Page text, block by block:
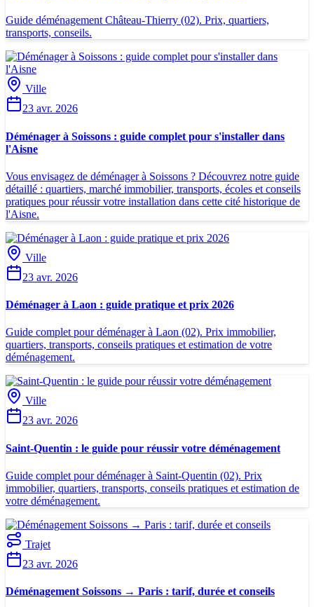
Guide déménagement Château-Thierry (02). Prix, quartiers,
transports, conseils.
Ville
23 avr. 2026
Déménager à Soissons : guide complet pour s'installer dans
l'Aisne
Vous envisagez de déménager à Soissons ? Découvrez notre guide
détaillé : quartiers, marché immobilier, transports, écoles et conseils
pratiques pour réussir votre installation dans cette cité historique de
l'Aisne.
Ville
23 avr. 2026
Déménager à Laon : guide pratique et prix 2026
Guide complet pour déménager à Laon (02). Prix immobilier,
quartiers, transports, conseils pratiques et estimation de votre
déménagement.
Ville
23 avr. 2026
Saint-Quentin : le guide pour réussir votre déménagement
Guide complet pour déménager à Saint-Quentin (02). Prix
immobilier, quartiers, transports, conseils pratiques et estimation de
votre déménagement.
Trajet
23 avr. 2026
Déménagement Soissons → Paris : tarif, durée et conseils